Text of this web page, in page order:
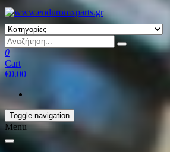
0
Cart
€0.00
Toggle navigation
Menu